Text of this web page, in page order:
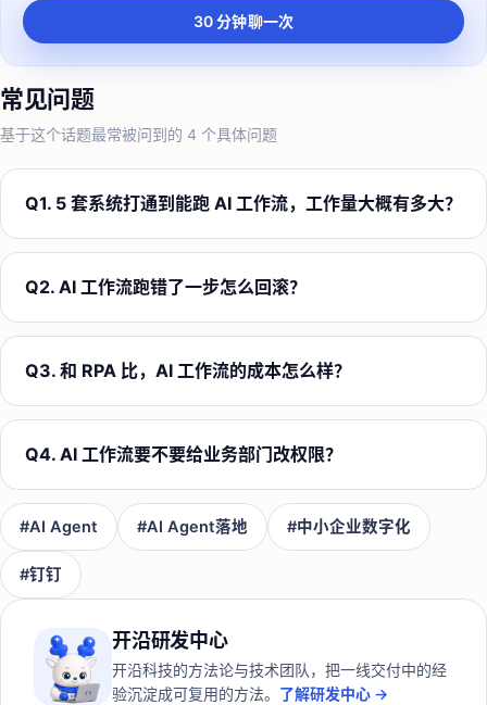
30 分钟聊一次
常见问题
基于这个话题最常被问到的 4 个具体问题
Q1. 5 套系统打通到能跑 AI 工作流，工作量大概有多大？
Q2. AI 工作流跑错了一步怎么回滚？
Q3. 和 RPA 比，AI 工作流的成本怎么样？
Q4. AI 工作流要不要给业务部门改权限？
#AI Agent #AI Agent落地 #中小企业数字化
#钉钉
开沿研发中心
开沿科技的方法论与技术团队，把一线交付中的经
验沉淀成可复用的方法。 了解研发中心 →